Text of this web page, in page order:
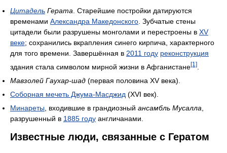
Цитадель Герата . Старейшие постройки датируются
временами Александра Македонского . Зубчатые стены
цитадели были разрушены монголами и перестроены в XV
веке; сохранились вкрапления синего кирпича, характерного
для того времени. Завершённая в 2011 году реконструкция
здания стала символом мирной жизни в Афганистане[1]
Мавзолей Гаухар-шад (первая половина XV века).
Соборная мечеть Джума-Масджид (XVI век).
Минареты , входившие в грандиозный ансамбль Мусалла
разрушенный в 1885 году англичанами.
Известные люди, связанные с Гератом